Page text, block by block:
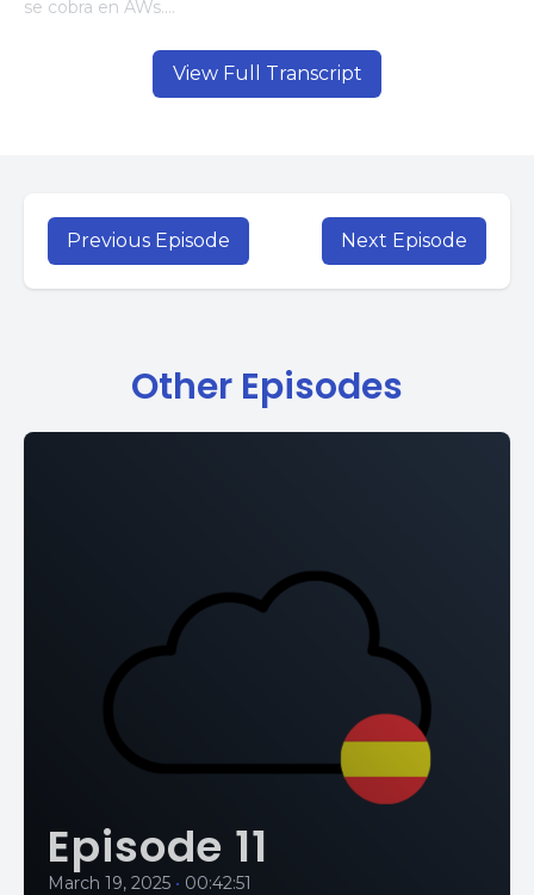
View Full Transcript
Previous Episode Next Episode
Other Episodes
Episode 11
March 19, 2025 • 00:42:51